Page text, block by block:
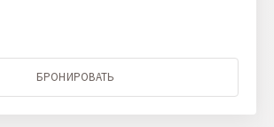
БРОНИРОВАТЬ